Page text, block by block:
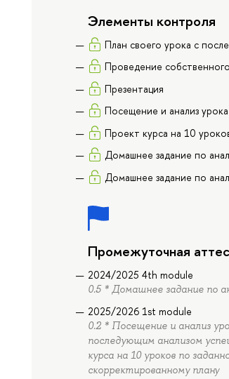
Элементы контроля
План своего урока с
Проведение
Презентация
Посещение и анализ
Проект курса на 10
Домашнее задание по
Домашнее задание по
Промежуточная
2024/2025 4th module
0.5 * Домашнее задание по
2025/2026 1st module
0.2 * Посещение и анализ
последующим анализом
курса на 10 уроков по
скорректированному плану